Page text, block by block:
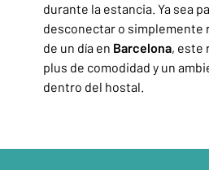
durante la estancia. Ya sea
desconectar o simplemente
de un día en Barcelona, este
plus de comodidad y un
dentro del hostal.